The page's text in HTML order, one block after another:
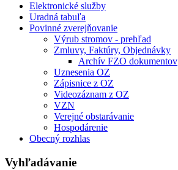
Elektronické služby
Uradná tabuľa
Povinné zverejňovanie
Výrub stromov - prehľad
Zmluvy, Faktúry, Objednávky
Archív FZO dokumentov
Uznesenia OZ
Zápisnice z OZ
Videozáznam z OZ
VZN
Verejné obstarávanie
Hospodárenie
Obecný rozhlas
Vyhľadávanie